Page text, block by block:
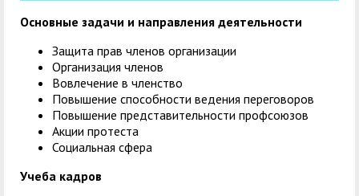
Основные задачи и направления деятельности
Защита прав членов организации
Организация членов
Вовлечение в членство
Повышение способности ведения переговоров
Повышение представительности профсоюзов
Акции протеста
Социальная сфера
Учеба кадров